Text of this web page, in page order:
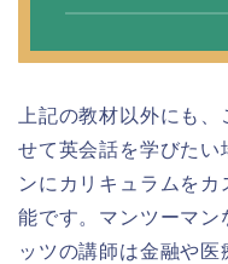
上記の教材以外にも
せて英会話を学びたい
ンにカリキュラムを
能です。マンツーマン
ッツの講師は金融や